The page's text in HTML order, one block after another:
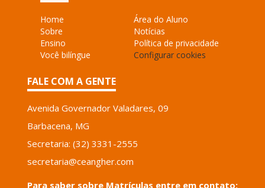
Home
Sobre
Ensino
Você bilíngue
Área do Aluno
Notícias
Política de privacidade
Configurar cookies
FALE COM A GENTE
Avenida Governador Valadares, 09
Barbacena, MG
Secretaria: (32) 3331-2555
secretaria@ceangher.com
Para saber sobre Matrículas entre em contato: